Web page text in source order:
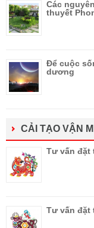
Các
thuyết
Để cuộc
dương
CẢI TẠO VẬN
Tư vấn đặt
Tư vấn đặt